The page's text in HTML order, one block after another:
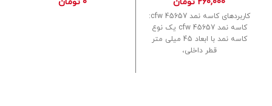
کاربردهای کاسه نمد cfw 45657:
کاسه نمد cfw 45657 یک نوع
کاسه نمد با ابعاد 45 میلی متر
قطر داخلی،